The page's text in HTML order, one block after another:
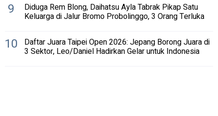
9 Diduga Rem Blong, Daihatsu Ayla Tabrak Pikap Satu
Keluarga di Jalur Bromo Probolinggo, 3 Orang Terluka
10 Daftar Juara Taipei Open 2026: Jepang Borong Juara di
3 Sektor, Leo/Daniel Hadirkan Gelar untuk Indonesia